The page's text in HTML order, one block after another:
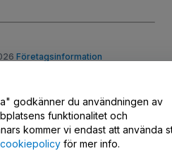
Företagsinformation
dina integritetsval
godkänner du användningen av
funktionalitet och
kommer vi endast att använda
cookiepolicy för mer info.